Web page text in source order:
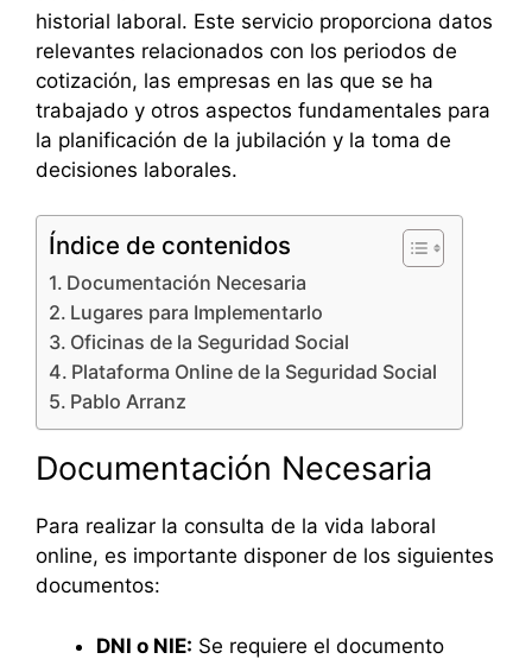
historial laboral. Este servicio proporciona datos
relevantes relacionados con los periodos de
cotización, las empresas en las que se ha
trabajado y otros aspectos fundamentales para
la planificación de la jubilación y la toma de
decisiones laborales.
Índice de contenidos
Documentación Necesaria
Lugares para Implementarlo
Oficinas de la Seguridad Social
Plataforma Online de la Seguridad Social
Pablo Arranz
Documentación Necesaria
Para realizar la consulta de la vida laboral
online, es importante disponer de los siguientes
documentos:
DNI o NIE: Se requiere el documento